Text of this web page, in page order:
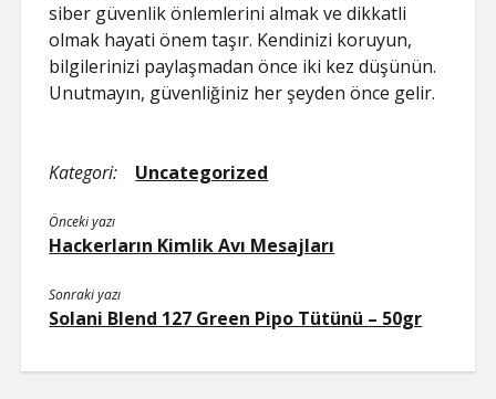
siber güvenlik önlemlerini almak ve dikkatli
olmak hayati önem taşır. Kendinizi koruyun,
bilgilerinizi paylaşmadan önce iki kez düşünün.
Unutmayın, güvenliğiniz her şeyden önce gelir.
Kategori: Uncategorized
Önceki yazı
Hackerların Kimlik Avı Mesajları
Sonraki yazı
Solani Blend 127 Green Pipo Tütünü – 50gr